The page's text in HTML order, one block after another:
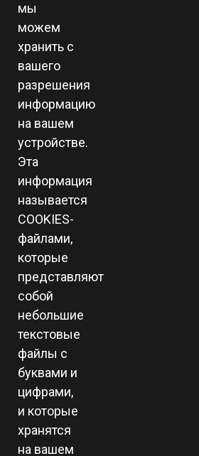
мы
можем
хранить с
вашего
разрешения
информацию
на вашем
устройстве.
Эта
информация
называется
COOKIES-
файлами,
которые
представляют
собой
небольшие
текстовые
файлы с
буквами и
цифрами,
и которые
хранятся
на вашем